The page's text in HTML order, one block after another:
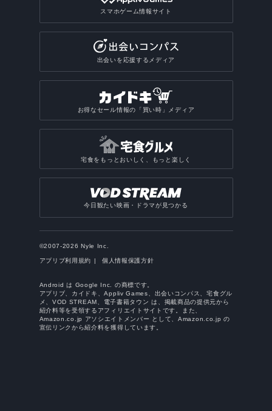
スマホゲーム情報サイト
出会いを応援するメディア
お得なセール情報の「買い時」メディア
宅食をもっとおいしく、もっと楽しく
今日観たい映画・ドラマが見つかる
©2007-2026 Nyle Inc.
アプリブ利用規約 個人情報保護方針
Android は Google Inc. の商標です。
アプリブ、カイドキ、Appliv Games、出会いコンパス、宅食グル
メ、VOD STREAM、電子書籍タウン は、掲載商品の提供元から
紹介料等を受領するアフィリエイトサイトです。また、
Amazon.co.jp アソシエイトメンバー として、Amazon.co.jp の
宣伝リンクから紹介料を獲得しています。